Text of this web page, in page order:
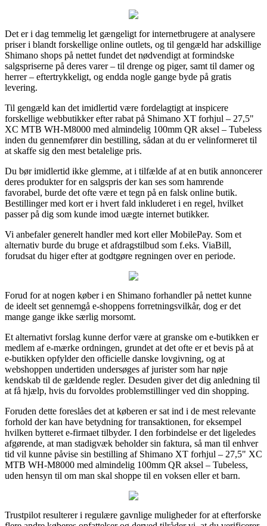
Det er i dag temmelig let gængeligt for internetbrugere at analysere
priser i blandt forskellige online outlets, og til gengæld har adskillige
Shimano shops på nettet fundet det nødvendigt at formindske
salgspriserne på deres varer – til drenge og piger, samt til damer og
herrer – eftertrykkeligt, og endda nogle gange byde på gratis
levering.
Til gengæld kan det imidlertid være fordelagtigt at inspicere
forskellige webbutikker efter rabat på Shimano XT forhjul – 27,5"
XC MTB WH-M8000 med almindelig 100mm QR aksel – Tubeless
inden du gennemfører din bestilling, sådan at du er velinformeret til
at skaffe sig den mest betalelige pris.
Du bør imidlertid ikke glemme, at i tilfælde af at en butik annoncerer
deres produkter for en salgspris der kan ses som hamrende
favorabel, burde det ofte være et tegn på en falsk online butik.
Bestillinger med kort er i hvert fald inkluderet i en regel, hvilket
passer på dig som kunde imod uægte internet butikker.
Vi anbefaler generelt handler med kort eller MobilePay. Som et
alternativ burde du bruge et afdragstilbud som f.eks. ViaBill,
forudsat du higer efter at godtgøre regningen over en periode.
Forud for at nogen køber i en Shimano forhandler på nettet kunne
de ideelt set gennemgå e-shoppens forretningsvilkår, dog er det
mange gange ikke særlig morsomt.
Et alternativt forslag kunne derfor være at granske om e-butikken er
medlem af e-mærke ordningen, grundet at det ofte er et bevis på at
e-butikken opfylder den officielle danske lovgivning, og at
webshoppen undertiden undersøges af jurister som har nøje
kendskab til de gældende regler. Desuden giver det dig anledning til
at få hjælp, hvis du forvoldes problemstillinger ved din shopping.
Foruden dette foreslåes det at køberen er sat ind i de mest relevante
forhold der kan have betydning for transaktionen, for eksempel
hvilken bytteret e-firmaet tilbyder. I den forbindelse er det ligeledes
afgørende, at man stadigvæk beholder sin faktura, så man til enhver
tid vil kunne påvise sin bestilling af Shimano XT forhjul – 27,5" XC
MTB WH-M8000 med almindelig 100mm QR aksel – Tubeless,
uden hensyn til om man skal shoppe til en voksen eller et barn.
Trustpilot resulterer i regulære gavnlige muligheder for at efterforske